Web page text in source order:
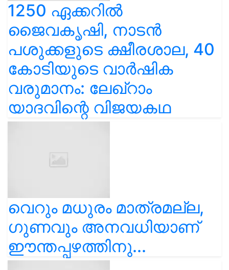
1250 ഏക്കറിൽ
ജൈവകൃഷി, നാടൻ
പശുക്കളുടെ ക്ഷീരശാല, 40
കോടിയുടെ വാർഷിക
വരുമാനം: ലേഖ്‌റാം
യാദവിന്റെ വിജയകഥ
വെറും മധുരം മാത്രമല്ല,
ഗുണവും അനവധിയാണ്
ഈന്തപ്പഴത്തിനു...